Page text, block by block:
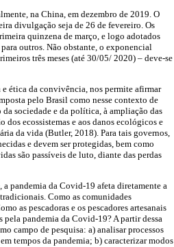
na China, em dezembro de 2019. O
divulgação seja de 26 de fevereiro. Os
quinzena de março, e logo adotados
outros. Não obstante, o exponencial
três meses (até 30/05/ 2020) – deve-se
ética da convivência, nos permite afirmar
pelo Brasil como nesse contexto de
sociedade e da política, à ampliação das
ecossistemas e aos danos ecológicos e
da vida (Butler, 2018). Para tais governos,
e devem ser protegidas, bem como
são passíveis de luto, diante das perdas
pandemia da Covid-19 afeta diretamente a
Como as comunidades
as pescadoras e os pescadores artesanais
pela pandemia da Covid-19? A partir dessa
campo de pesquisa: a) analisar processos
tempos da pandemia; b) caracterizar modos